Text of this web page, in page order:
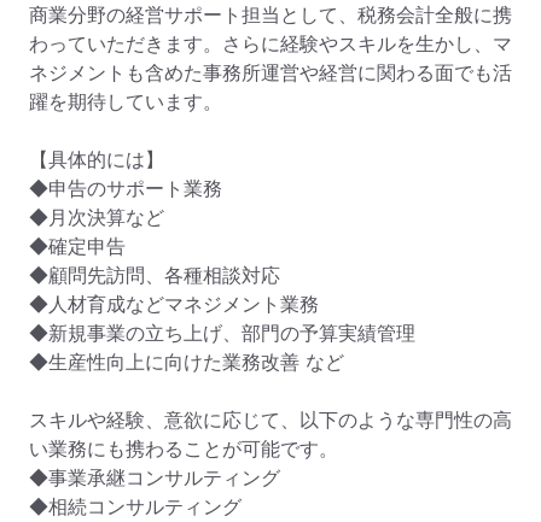
商業分野の経営サポート担当として、税務会計全般に携
わっていただきます。さらに経験やスキルを生かし、マ
ネジメントも含めた事務所運営や経営に関わる面でも活
躍を期待しています。
【具体的には】
◆申告のサポート業務
◆月次決算など
◆確定申告
◆顧問先訪問、各種相談対応
◆人材育成などマネジメント業務
◆新規事業の立ち上げ、部門の予算実績管理
◆生産性向上に向けた業務改善 など
スキルや経験、意欲に応じて、以下のような専門性の高
い業務にも携わることが可能です。
◆事業承継コンサルティング
◆相続コンサルティング